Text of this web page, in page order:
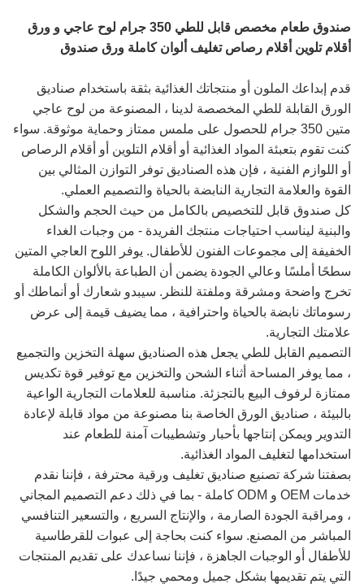
صندوق طعام مخصص قابل للطي 350 جرام لوح عاجي و ورق
أقلام تلوين أقلام رصاص تغليف ألوان كاملة ورق صندوق
قدم إبداعك الملون أو منتجاتك الغذائية بثقة باستخدام صناديق
الورق القابلة للطي المخصصة لدينا ، المصنوعة من لوح عاجي
متين 350 جرام للحصول على ملمس ممتاز وحماية موثوقة. سواء
كنت تقوم بتعبئة المواد الغذائية أو أقلام التلوين أو أقلام الرصاص
أو اللوازم الفنية ، فإن هذه الصناديق توفر التوازن المثالي بين
القوة والعلامة التجارية النابضة بالحياة والتصميم العملي.
كل صندوق قابل للتخصيص بالكامل من حيث الحجم والشكل
والبنية ليناسب احتياجات منتجك الفريدة - من وجبات الغداء
الخفيفة إلى مجموعات الفنون للأطفال. يوفر اللوح العاجي المتين
سطحًا أملسًا وعالي الجودة يضمن أن الطباعة بالألوان الكاملة
تخرج واضحة ومشرقة وملفتة للنظر. سيبدو شعارك أو أنماطك أو
رسوماتك نابضة بالحياة واحترافية ، مما يضيف قيمة إلى عرض
علامتك التجارية.
التصميم القابل للطي يجعل هذه الصناديق سهلة التخزين والتجميع
، مما يوفر المساحة أثناء الشحن والتخزين مع توفير قوة تكديس
ممتازة لرفوف البيع بالتجزئة. مناسبة للعلامات التجارية الواعية
بالبيئة ، صناديق الورق الخاصة بنا مصنوعة من مواد قابلة لإعادة
التدوير ويمكن إنتاجها بأحبار وتشطيبات آمنة للطعام عند
استخدامها لتغليف المواد الغذائية.
بصفتنا شركة تصنيع صناديق تغليف ورقية محترفة ، فإننا نقدم
خدمات OEM و ODM كاملة - بما في ذلك دعم التصميم المجاني
، ومراقبة الجودة الصارمة ، والإنتاج السريع ، والتسعير التنافسي
المباشر من المصنع. سواء كنت بحاجة إلى عبوات للقرطاسية
للأطفال أو الوجبات الجاهزة ، فإننا نساعدك على تقديم المنتجات
التي يتم تقديمها بشكل جميل ومحمي جيدًا.